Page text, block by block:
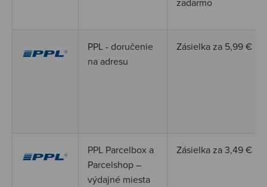
PPL - doručenie
na adresu
Zásielka za 5,99 €
PPL Parcelbox a
Parcelshop –
výdajné miesta
Zásielka za 3,49 €